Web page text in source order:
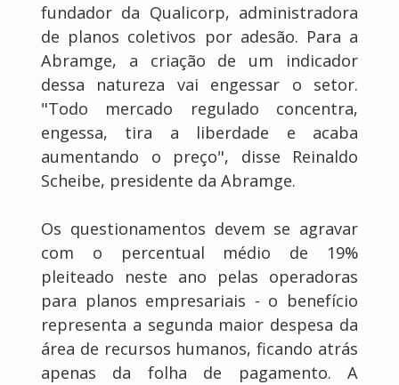
fundador da Qualicorp, administradora
de planos coletivos por adesão. Para a
Abramge, a criação de um indicador
dessa natureza vai engessar o setor.
"Todo mercado regulado concentra,
engessa, tira a liberdade e acaba
aumentando o preço", disse Reinaldo
Scheibe, presidente da Abramge.
Os questionamentos devem se agravar
com o percentual médio de 19%
pleiteado neste ano pelas operadoras
para planos empresariais - o benefício
representa a segunda maior despesa da
área de recursos humanos, ficando atrás
apenas da folha de pagamento. A